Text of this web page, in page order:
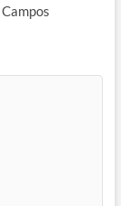
Campos